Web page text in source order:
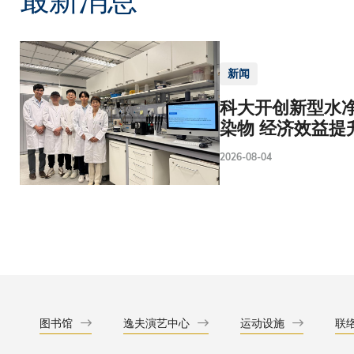
新闻
科大开创新型水
染物 经济效益提
2026-08-04
图书馆 逸夫演艺中心 运动设施 联